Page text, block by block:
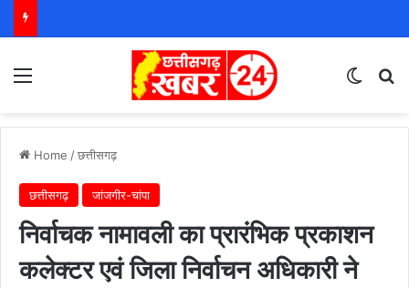
Home /छत्तीसगढ़
छत्तीसगढ़ जांजगीर-चांपा
निर्वाचक नामावली का प्रारंभिक प्रकाशन
कलेक्टर एवं जिला निर्वाचन अधिकारी ने